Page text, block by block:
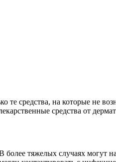
те средства, на которые не
средства от
тяжелых случаях могут